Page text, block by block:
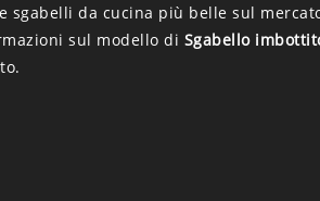
sgabelli da cucina più belle sul
sul modello di Sgabello